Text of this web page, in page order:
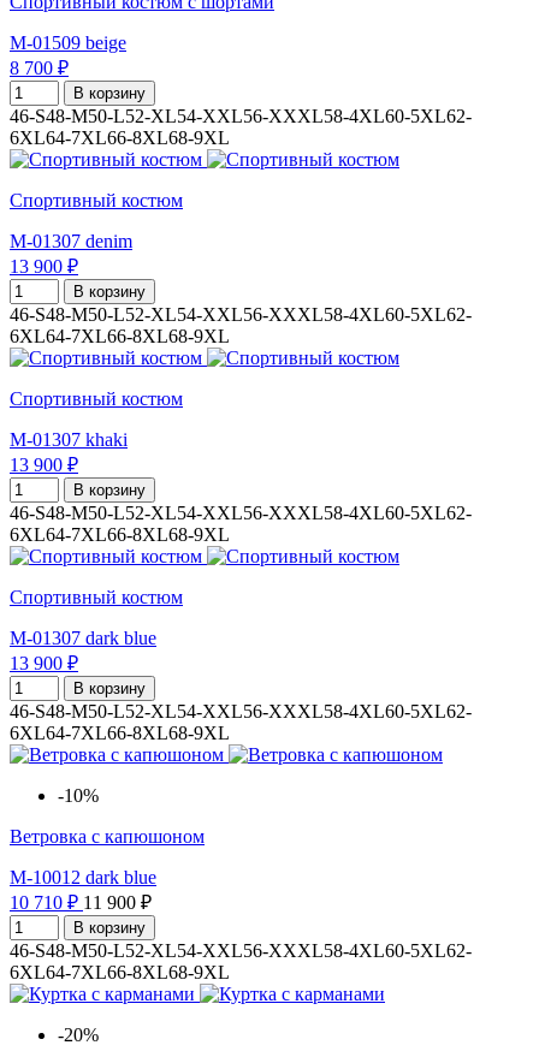
M-01509 beige
8 700 ₽
В корзину
46-S48-M50-L52-XL54-XXL56-XXXL58-4XL60-5XL62-
6XL64-7XL66-8XL68-9XL
Спортивный костюм
M-01307 denim
13 900 ₽
В корзину
46-S48-M50-L52-XL54-XXL56-XXXL58-4XL60-5XL62-
6XL64-7XL66-8XL68-9XL
Спортивный костюм
M-01307 khaki
13 900 ₽
В корзину
46-S48-M50-L52-XL54-XXL56-XXXL58-4XL60-5XL62-
6XL64-7XL66-8XL68-9XL
Спортивный костюм
M-01307 dark blue
13 900 ₽
В корзину
46-S48-M50-L52-XL54-XXL56-XXXL58-4XL60-5XL62-
6XL64-7XL66-8XL68-9XL
-10%
Ветровка с капюшоном
M-10012 dark blue
10 710 ₽ 11 900 ₽
В корзину
46-S48-M50-L52-XL54-XXL56-XXXL58-4XL60-5XL62-
6XL64-7XL66-8XL68-9XL
-20%